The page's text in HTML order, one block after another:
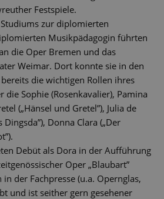
Festspiele.
zur diplomierten
Musikpädagogin führten
die Oper Bremen und das
Weimar. Dort konnte sie in den
die wichtigen Rollen ihres
die Sophie (Rosenkavalier), Pamina
(„Hänsel und Gretel”), Julia de
Donna Clara („Der
Debüt als Dora in der Aufführung
Oper „Blaubart”
der Fachpresse (u.a. Opernglas,
und ist seither gern gesehener